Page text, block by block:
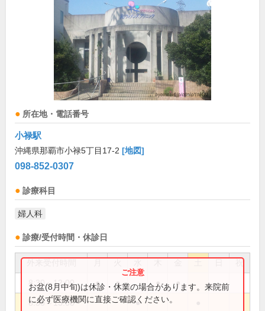
所在地・電話番号
小禄駅
沖縄県那覇市小禄5丁目17-2 [地図]
098-852-0307
診療科目
婦人科
診療/受付時間・休診日
祝
8:30～12:00 ● ● ● ●
8:30～13:00 ●
お盆(8月中旬)は休診・休業の場合があります。来院前
に必ず医療機関に直接ご確認ください。